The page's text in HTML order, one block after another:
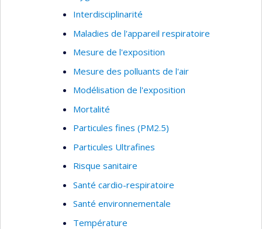
Interdisciplinarité
Maladies de l'appareil respiratoire
Mesure de l'exposition
Mesure des polluants de l'air
Modélisation de l'exposition
Mortalité
Particules fines (PM2.5)
Particules Ultrafines
Risque sanitaire
Santé cardio-respiratoire
Santé environnementale
Température